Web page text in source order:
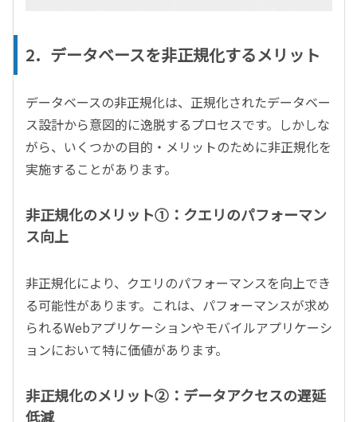
2．データベースを非正規化するメリット
データベースの非正規化は、正規化されたデータベー
ス設計から意図的に逸脱するプロセスです。しかしな
がら、いくつかの目的・メリットのために非正規化を
実施することがあります。
非正規化のメリット①：クエリのパフォーマン
ス向上
非正規化により、クエリのパフォーマンスを向上でき
る可能性があります。これは、パフォーマンスが求め
られるWebアプリケーションやモバイルアプリケーシ
ョンにおいて特に価値があります。
非正規化のメリット②：データアクセスの遅延
低減